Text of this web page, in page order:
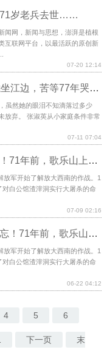
71岁老兵去世……
闻网，新闻与思想，澎湃是植根
互联网平台，以最活跃的原创新
07-20 12:14
93岁重庆老太独坐江边，苦等77年哭瞎一只眼，终于等来了结果
虽然她的眼泪不知滴落过多少
放弃。 张淑英从小家庭条件非常
07-11 07:04
协助办理不能忘！71年前，歌乐山上的腥风血雨……
放军开始了解放大西南的作战。1
对白公馆渣滓洞实行大屠杀的命
07-09 02:16
重庆殡仪馆不能忘！71年前，歌乐山上的腥风血雨……
放军开始了解放大西南的作战。1
对白公馆渣滓洞实行大屠杀的命
06-22 04:12
4 5 6
下一页 末